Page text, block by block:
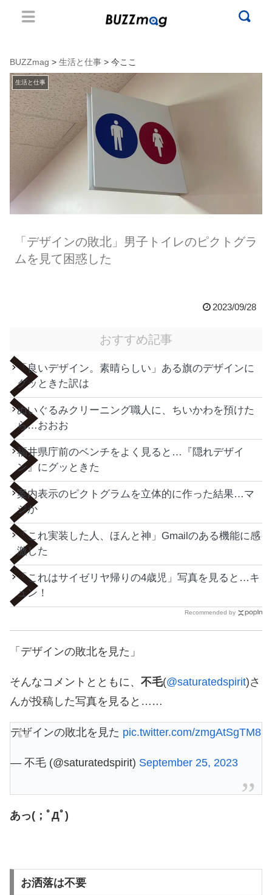
BUZZmag > 生活と仕事 > 今ここ
生活と仕事
「デザインの敗北」男子トイレのピクトグラ
ムを見て困惑した
2023/09/28
おすすめ記事
「良いデザイン。素晴らしい」ある旗のデザインに
グッときた訳は
ぬいぐるみクリーニング職人に、ちいかわを預けた
ら…おおお
福井県庁前のベンチをよく見ると…『隠れデザイ
ン』にグッときた
案内表示のピクトグラムを立体的に作った結果…マ
ジか
「これ実装した人、ほんと神」Gmailのある機能に感
激した
「これはサイゼリヤ帰りの4歳児」写真を見ると…キ
ュン！
Recommended by
「デザインの敗北を見た」
そんなコメントとともに、 不毛(@saturatedspirit)さ
んが投稿した写真を見ると……
デザインの敗北を見た pic.twitter.com/zmgAtSgTM8
— 不毛 (@saturatedspirit) September 25, 2023
あっ(；ﾟДﾟ)
お洒落は不要